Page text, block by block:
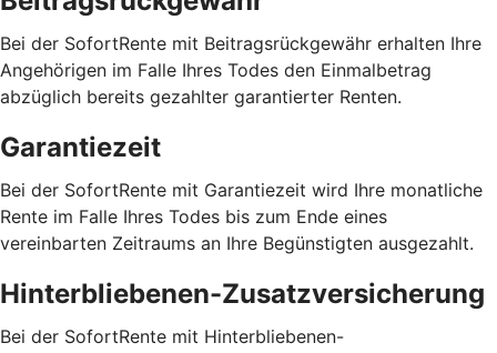
Bei der SofortRente mit Beitragsrückgewähr erhalten Ihre
Angehörigen im Falle Ihres Todes den Einmalbetrag
abzüglich bereits gezahlter garantierter Renten.
Garantiezeit
Bei der SofortRente mit Garantiezeit wird Ihre monatliche
Rente im Falle Ihres Todes bis zum Ende eines
vereinbarten Zeitraums an Ihre Begünstigten ausgezahlt.
Hinterbliebenen-Zusatzversicherung
Bei der SofortRente mit Hinterbliebenen-